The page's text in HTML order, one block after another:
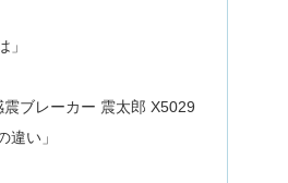
」
震ブレーカー 震太郎 X5029
違い」